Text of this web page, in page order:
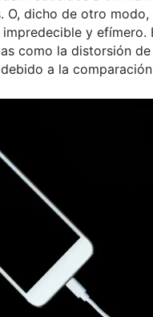
O, dicho de otro
impredecible y
como la distorsión
a la